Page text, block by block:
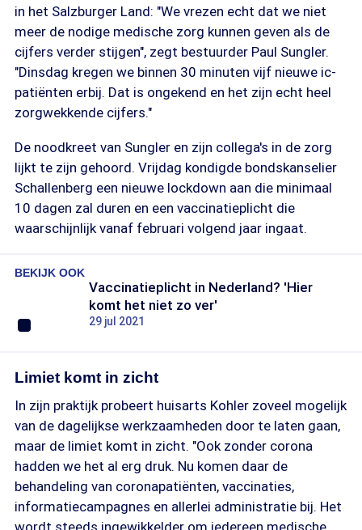
in het Salzburger Land: "We vrezen echt dat we niet
meer de nodige medische zorg kunnen geven als de
cijfers verder stijgen", zegt bestuurder Paul Sungler.
"Dinsdag kregen we binnen 30 minuten vijf nieuwe ic-
patiënten erbij. Dat is ongekend en het zijn echt heel
zorgwekkende cijfers."
De noodkreet van Sungler en zijn collega's in de zorg
lijkt te zijn gehoord. Vrijdag kondigde bondskanselier
Schallenberg een nieuwe lockdown aan die minimaal
10 dagen zal duren en een vaccinatieplicht die
waarschijnlijk vanaf februari volgend jaar ingaat.
BEKIJK OOK
Vaccinatieplicht in Nederland? 'Hier
komt het niet zo ver'
29 jul 2021
Limiet komt in zicht
In zijn praktijk probeert huisarts Kohler zoveel mogelijk
van de dagelijkse werkzaamheden door te laten gaan,
maar de limiet komt in zicht. "Ook zonder corona
hadden we het al erg druk. Nu komen daar de
behandeling van coronapatiënten, vaccinaties,
informatiecampagnes en allerlei administratie bij. Het
wordt steeds ingewikkelder om iedereen medische